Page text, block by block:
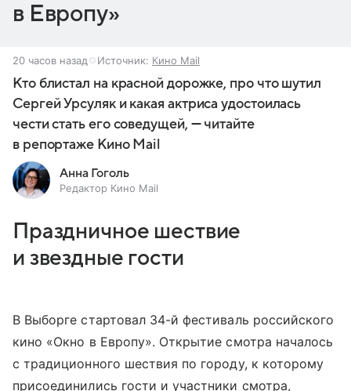
в Европу»
20 часов назад Источник: Кино Mail
Кто блистал на красной дорожке, про что шутил
Сергей Урсуляк и какая актриса удостоилась
чести стать его соведущей, — читайте
в репортаже Кино Mail
Анна Гоголь
Редактор Кино Mail
Праздничное шествие
и звездные гости
В Выборге стартовал 34-й фестиваль российского
кино «Окно в Европу». Открытие смотра началось
с традиционного шествия по городу, к которому
присоединились гости и участники смотра,